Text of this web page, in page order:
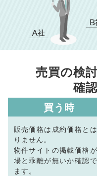
売買の検
確
買う時
販売価格は成約価格と
りません。
物件サイトの掲載価格
場と乖離が無いか確認で
ます。